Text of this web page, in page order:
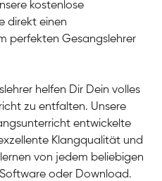
kostenlose
direkt einen
perfekten Gesangslehrer
helfen Dir Dein volles
zu entfalten. Unsere
entwickelte
Klangqualität und
von jedem beliebigen
oder Download.